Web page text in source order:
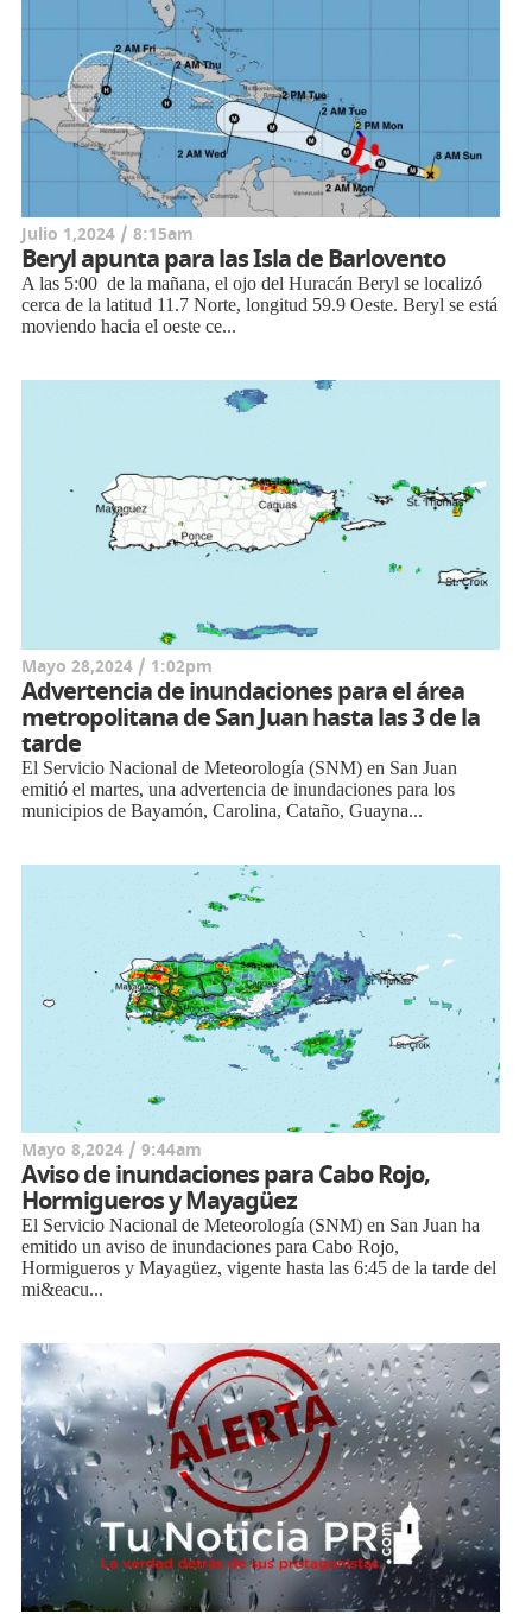
Julio 1,2024 / 8:15am
Beryl apunta para las Isla de Barlovento
A las 5:00 de la mañana, el ojo del Huracán Beryl se localizó
cerca de la latitud 11.7 Norte, longitud 59.9 Oeste. Beryl se está
moviendo hacia el oeste ce...
Mayo 28,2024 / 1:02pm
Advertencia de inundaciones para el área
metropolitana de San Juan hasta las 3 de la
tarde
El Servicio Nacional de Meteorología (SNM) en San Juan
emitió el martes, una advertencia de inundaciones para los
municipios de Bayamón, Carolina, Cataño, Guayna...
Mayo 8,2024 / 9:44am
Aviso de inundaciones para Cabo Rojo,
Hormigueros y Mayagüez
El Servicio Nacional de Meteorología (SNM) en San Juan ha
emitido un aviso de inundaciones para Cabo Rojo,
Hormigueros y Mayagüez, vigente hasta las 6:45 de la tarde del
mi&eacu...